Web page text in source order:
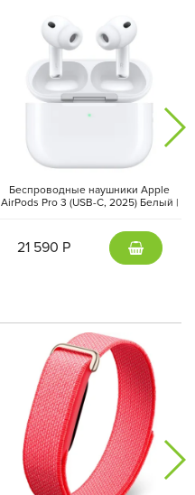
Беспроводные наушники Apple
AirPods Pro 3 (USB-C, 2025) Белый |
21 590 Р